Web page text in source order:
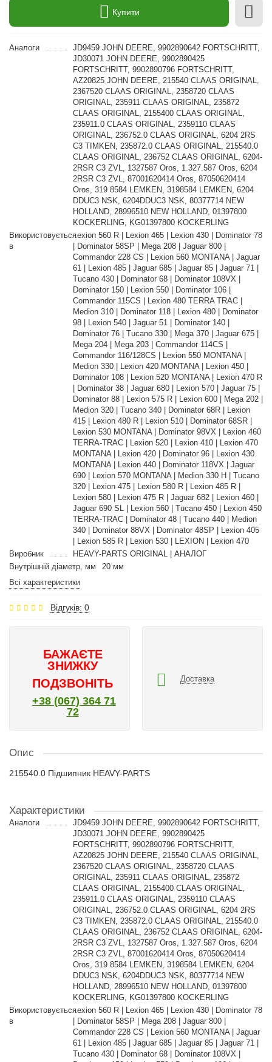
Купити
Аналоги
JD9459 JOHN DEERE, 9902890642 FORTSCHRITT,
JD30071 JOHN DEERE, 9902890425
FORTSCHRITT, 9902890796 FORTSCHRITT,
AZ20825 JOHN DEERE, 215540 CLAAS ORIGINAL,
2367520 CLAAS ORIGINAL, 2358720 CLAAS
ORIGINAL, 235911 CLAAS ORIGINAL, 235872
CLAAS ORIGINAL, 2155400 CLAAS ORIGINAL,
235911.0 CLAAS ORIGINAL, 2359110 CLAAS
ORIGINAL, 236752.0 CLAAS ORIGINAL, 6204 2RS
C3 TIMKEN, 235872.0 CLAAS ORIGINAL, 215540.0
CLAAS ORIGINAL, 236752 CLAAS ORIGINAL, 6204-
2RSR C3 ZVL, 1327587 Oros, 1.327.587 Oros, 6204
2RSR C3 ZVL, 87001620414 Oros, 87050620414
Oros, 319 8584 LEMKEN, 3198584 LEMKEN, 6204
DDUC3 NSK, 6204DDUC3 NSK, 80377714 NEW
HOLLAND, 28996510 NEW HOLLAND, 01397800
KOCKERLING, KG01397800 KOCKERLING
Використовується
в
Lexion 560 R | Lexion 465 | Lexion 430 | Dominator 78
| Dominator 58SP | Mega 208 | Jaguar 800 |
Commandor 228 CS | Lexion 560 MONTANA | Jaguar
61 | Lexion 485 | Jaguar 685 | Jaguar 85 | Jaguar 71 |
Tucano 430 | Dominator 68 | Dominator 108VX |
Dominator 150 | Lexion 550 | Dominator 106 |
Commandor 115CS | Lexion 480 TERRA TRAC |
Medion 310 | Dominator 118 | Lexion 480 | Dominator
98 | Lexion 540 | Jaguar 51 | Dominator 140 |
Dominator 76 | Tucano 330 | Mega 370 | Jaguar 675 |
Mega 204 | Mega 203 | Commandor 114CS |
Commandor 116/128CS | Lexion 550 MONTANA |
Medion 330 | Lexion 420 MONTANA | Lexion 450 |
Dominator 108 | Lexion 520 MONTANA | Lexion 470 R
| Dominator 38 | Jaguar 680 | Lexion 570 | Jaguar 75 |
Dominator 88 | Lexion 575 R | Lexion 600 | Mega 202 |
Medion 320 | Tucano 340 | Dominator 68R | Lexion
415 | Lexion 480 R | Lexion 510 | Dominator 68SR |
Lexion 530 MONTANA | Dominator 98VX | Lexion 460
TERRA-TRAC | Lexion 520 | Lexion 410 | Lexion 470
MONTANA | Lexion 420 | Dominator 96 | Lexion 430
MONTANA | Lexion 440 | Dominator 118VX | Jaguar
690 | Lexion 570 MONTANA | Medion 330 H | Tucano
320 | Lexion 475 | Lexion 580 R | Lexion 485 R |
Lexion 580 | Lexion 475 R | Jaguar 682 | Lexion 460 |
Jaguar 690 SL | Lexion 560 | Tucano 450 | Lexion 450
TERRA-TRAC | Dominator 48 | Tucano 440 | Medion
340 | Dominator 88VX | Dominator 48SP | Lexion 405
| Lexion 585 R | Lexion 530 | LEXION | Lexion 470
Виробник
HEAVY-PARTS ORIGINAL | АНАЛОГ
Внутрішній діаметр, мм
20 мм
Всі характеристики
Відгуків: 0
БАЖАЄТЕ
ЗНИЖКУ
ПОДЗВОНІТЬ
+38 (067) 364 71
72
Доставка
Опис
215540.0 Підшипник HEAVY-PARTS
Характеристики
Аналоги
JD9459 JOHN DEERE, 9902890642 FORTSCHRITT,
JD30071 JOHN DEERE, 9902890425
FORTSCHRITT, 9902890796 FORTSCHRITT,
AZ20825 JOHN DEERE, 215540 CLAAS ORIGINAL,
2367520 CLAAS ORIGINAL, 2358720 CLAAS
ORIGINAL, 235911 CLAAS ORIGINAL, 235872
CLAAS ORIGINAL, 2155400 CLAAS ORIGINAL,
235911.0 CLAAS ORIGINAL, 2359110 CLAAS
ORIGINAL, 236752.0 CLAAS ORIGINAL, 6204 2RS
C3 TIMKEN, 235872.0 CLAAS ORIGINAL, 215540.0
CLAAS ORIGINAL, 236752 CLAAS ORIGINAL, 6204-
2RSR C3 ZVL, 1327587 Oros, 1.327.587 Oros, 6204
2RSR C3 ZVL, 87001620414 Oros, 87050620414
Oros, 319 8584 LEMKEN, 3198584 LEMKEN, 6204
DDUC3 NSK, 6204DDUC3 NSK, 80377714 NEW
HOLLAND, 28996510 NEW HOLLAND, 01397800
KOCKERLING, KG01397800 KOCKERLING
Використовується
в
Lexion 560 R | Lexion 465 | Lexion 430 | Dominator 78
| Dominator 58SP | Mega 208 | Jaguar 800 |
Commandor 228 CS | Lexion 560 MONTANA | Jaguar
61 | Lexion 485 | Jaguar 685 | Jaguar 85 | Jaguar 71 |
Tucano 430 | Dominator 68 | Dominator 108VX |